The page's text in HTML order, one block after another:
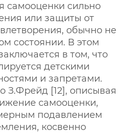
самооценки сильно
или защиты от
обычно не
состоянии. В этом
в том, что
детскими
и запретами.
З.Фрейд [12], описывая
самооценки,
подавлением
косвенно